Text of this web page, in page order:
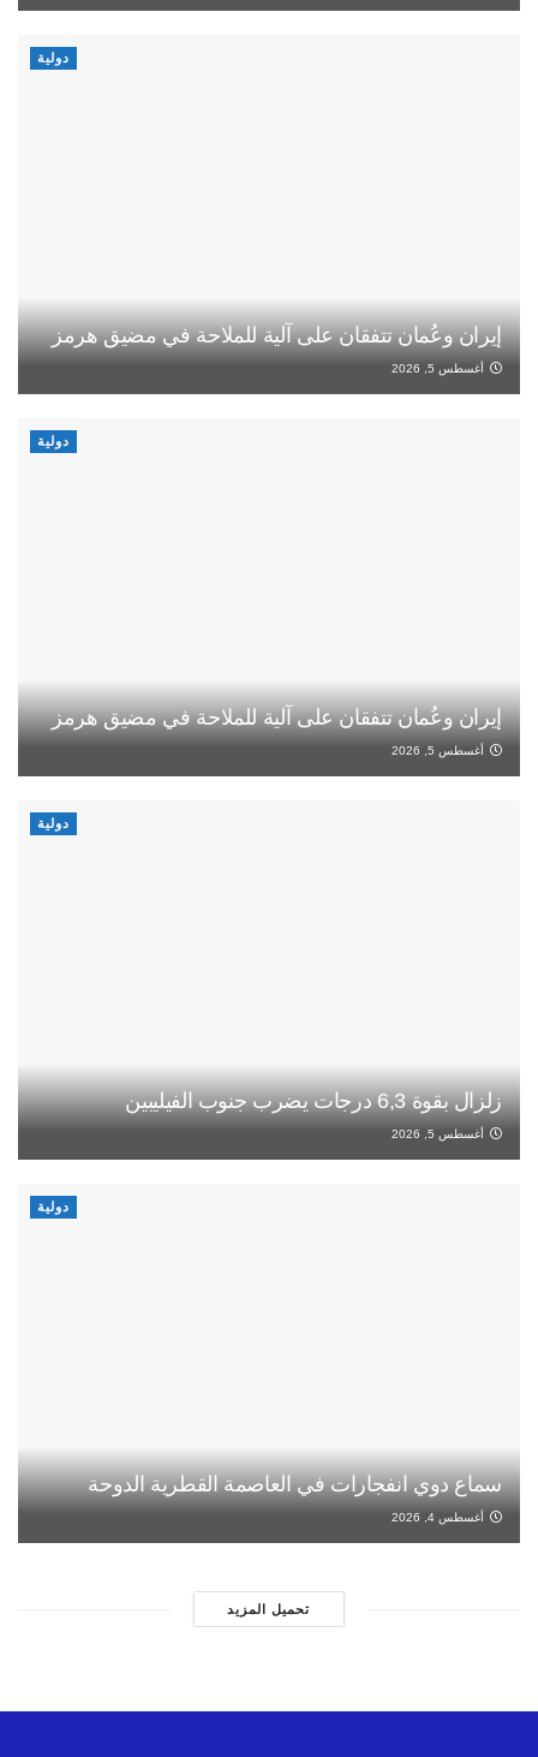
دولية
إيران وعُمان تتفقان على آلية للملاحة في مضيق هرمز
أغسطس 5, 2026
دولية
إيران وعُمان تتفقان على آلية للملاحة في مضيق هرمز
أغسطس 5, 2026
دولية
زلزال بقوة 6,3 درجات يضرب جنوب الفيليبين
أغسطس 5, 2026
دولية
سماع دوي انفجارات في العاصمة القطرية الدوحة
أغسطس 4, 2026
تحميل المزيد